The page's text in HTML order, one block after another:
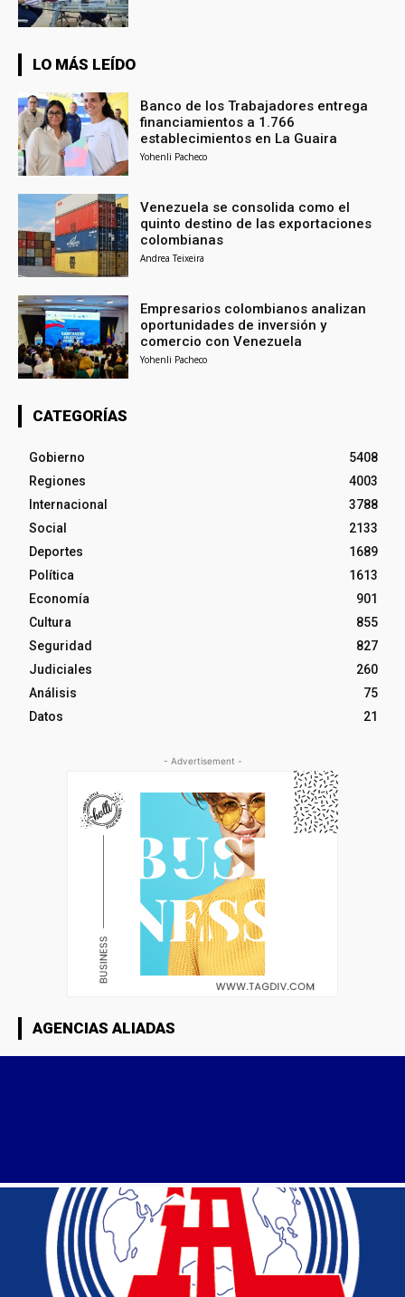
LO MÁS LEÍDO
Banco de los Trabajadores entrega
financiamientos a 1.766
establecimientos en La Guaira
Yohenli Pacheco
Venezuela se consolida como el
quinto destino de las exportaciones
colombianas
Andrea Teixeira
Empresarios colombianos analizan
oportunidades de inversión y
comercio con Venezuela
Yohenli Pacheco
CATEGORÍAS
Gobierno
5408
Regiones
4003
Internacional
3788
Social
2133
Deportes
1689
Política
1613
Economía
901
Cultura
855
Seguridad
827
Judiciales
260
Análisis
75
Datos
21
- Advertisement -
AGENCIAS ALIADAS